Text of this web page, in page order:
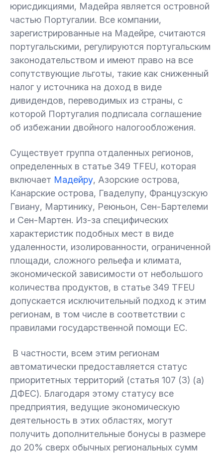
юрисдикциями, Мадейра является островной
частью Португалии. Все компании,
зарегистрированные на Мадейре, считаются
португальскими, регулируются португальским
законодательством и имеют право на все
сопутствующие льготы, такие как сниженный
налог у источника на доход в виде
дивидендов, переводимых из страны, с
которой Португалия подписала соглашение
об избежании двойного налогообложения.
Существует группа отдаленных регионов,
определенных в статье 349 TFEU, которая
включает Мадейру, Азорские острова,
Канарские острова, Гваделупу, Французскую
Гвиану, Мартинику, Реюньон, Сен-Бартелеми
и Сен-Мартен. Из-за специфических
характеристик подобных мест в виде
удаленности, изолированности, ограниченной
площади, сложного рельефа и климата,
экономической зависимости от небольшого
количества продуктов, в статье 349 TFEU
допускается исключительный подход к этим
регионам, в том числе в соответствии с
правилами государственной помощи ЕС.
В частности, всем этим регионам
автоматически предоставляется статус
приоритетных территорий (статья 107 (3) (а)
ДФЕС). Благодаря этому статусу все
предприятия, ведущие экономическую
деятельность в этих областях, могут
получить дополнительные бонусы в размере
до 20% сверх обычных региональных сумм